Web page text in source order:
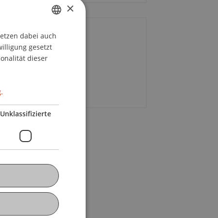
GERMAN
ENGLISH
×
dabei auch
gesetzt
dieser
Unklassifizierte